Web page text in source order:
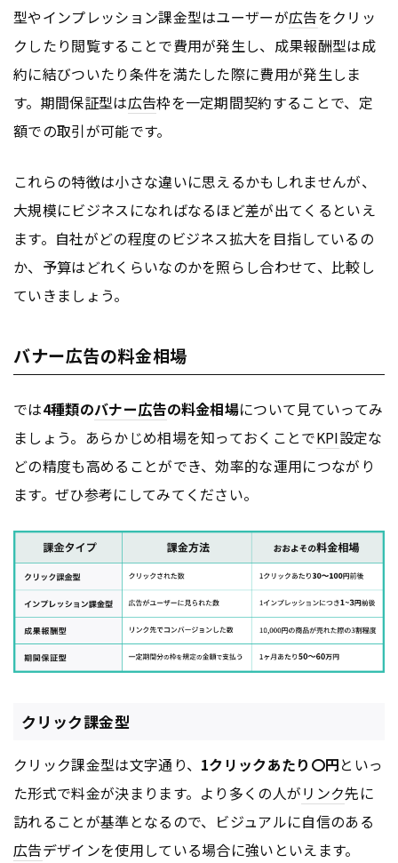
型やインプレッション課金型はユーザーが広告をクリッ
クしたり閲覧することで費用が発生し、成果報酬型は成
約に結びついたり条件を満たした際に費用が発生しま
す。期間保証型は広告枠を一定期間契約することで、定
額での取引が可能です。
これらの特徴は小さな違いに思えるかもしれませんが、
大規模にビジネスになればなるほど差が出てくるといえ
ます。自社がどの程度のビジネス拡大を目指しているの
か、予算はどれくらいなのかを照らし合わせて、比較し
ていきましょう。
バナー広告の料金相場
では4種類のバナー広告の料金相場について見ていってみ
ましょう。あらかじめ相場を知っておくことでKPI設定な
どの精度も高めることができ、効率的な運用につながり
ます。ぜひ参考にしてみてください。
クリック課金型
クリック課金型は文字通り、 1クリックあたり〇円といっ
た形式で料金が決まります。より多くの人がリンク先に
訪れることが基準となるので、ビジュアルに自信のある
広告デザインを使用している場合に強いといえます。